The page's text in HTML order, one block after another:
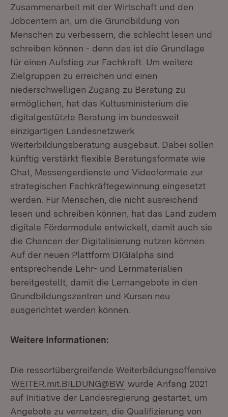
Zusammenarbeit mit der Wirtschaft und den
Jobcentern an, um die Grundbildung von
Menschen zu verbessern, die schlecht lesen und
schreiben können - denn das ist die Grundlage
für einen Aufstieg zur Fachkraft. Um weitere
Zielgruppen zu erreichen und einen
niederschwelligen Zugang zu Beratung zu
ermöglichen, hat das Kultusministerium die
digitalgestützte Beratung im bundesweit
einzigartigen Landesnetzwerk
Weiterbildungsberatung ausgebaut. Dabei sollen
künftig verstärkt flexible Beratungsformate wie
Chat, Messengerdienste und Videoformate zur
strategischen Fachkräftegewinnung eingesetzt
werden. Für Menschen, die nicht ausreichend
lesen und schreiben können, hat das Land zudem
digitale Fördermodule entwickelt, damit auch sie
die Chancen der Digitalisierung nutzen können.
Auf der neuen Plattform DIGIalpha sind
entsprechende Lehr- und Lernmaterialien
bereitgestellt, damit die Lernangebote in den
Grundbildungszentren und Kursen neu
ausgerichtet werden können.
Weitere Informationen:
Die ressortübergreifende Weiterbildungsoffensive
WEITER.mit.BILDUNG@BW wurde Anfang 2021
auf Initiative der Landesregierung gestartet, um
Angebote zu vernetzen, die Qualifizierung von